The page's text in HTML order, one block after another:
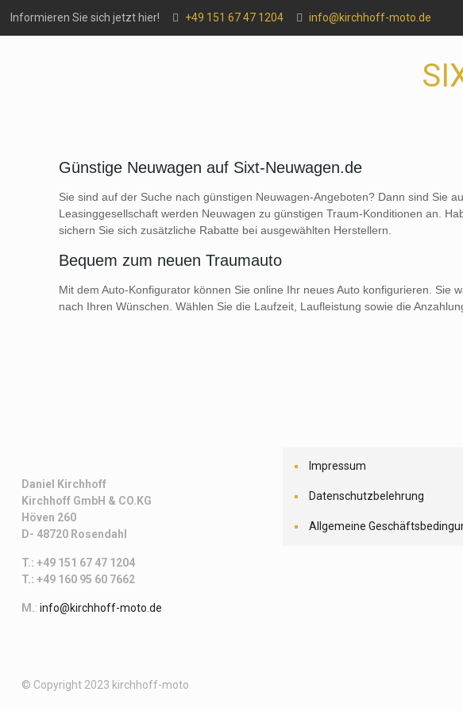
Informieren Sie sich jetzt hier! +49 151 67 47 1204 info@kirchhoff-moto.de
Günstige Neuwagen auf Sixt-Neuwagen.de
Sie sind auf der Suche nach günstigen Neuwagen-Angeboten? Dann sind Sie
Leasinggesellschaft werden Neuwagen zu günstigen Traum-Konditionen an.
sichern Sie sich zusätzliche Rabatte bei ausgewählten Herstellern.
Bequem zum neuen Traumauto
Mit dem Auto-Konfigurator können Sie online Ihr neues Auto konfigurieren.
nach Ihren Wünschen. Wählen Sie die Laufzeit, Laufleistung sowie die
Daniel Kirchhoff
Kirchhoff GmbH & CO.KG
Höven 260
D- 48720 Rosendahl
T.: +49 151 67 47 1204
T.: +49 160 95 60 7662
M.: info@kirchhoff-moto.de
Impressum
Datenschutzbelehrung
Allgemeine
© Copyright 2023 kirchhoff-moto